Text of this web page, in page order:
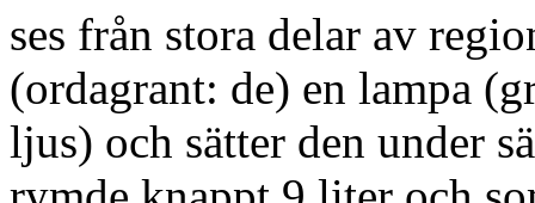
ses från stora delar av
(ordagrant: de) en lampa
ljus) och sätter den under